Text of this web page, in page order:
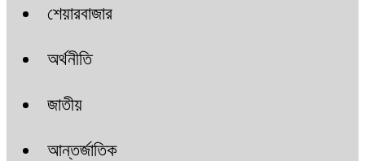
শেয়ারবাজার
অর্থনীতি
জাতীয়
আন্তর্জাতিক